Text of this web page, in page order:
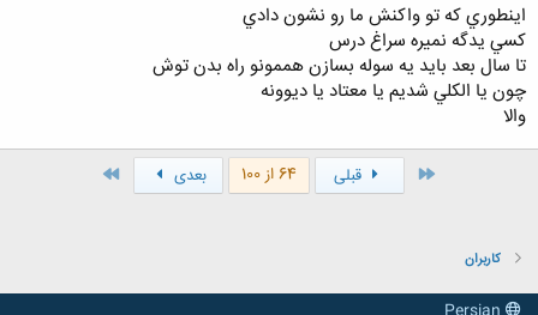
اينطوري كه تو واكنش ما رو نشون دادي
كسي يدگه نميره سراغ درس
تا سال بعد بايد يه سوله بسازن هممونو راه بدن توش
چون يا الكلي شديم يا معتاد يا ديوونه
والا
قبلی 64 از 100 بعدی
کاربران